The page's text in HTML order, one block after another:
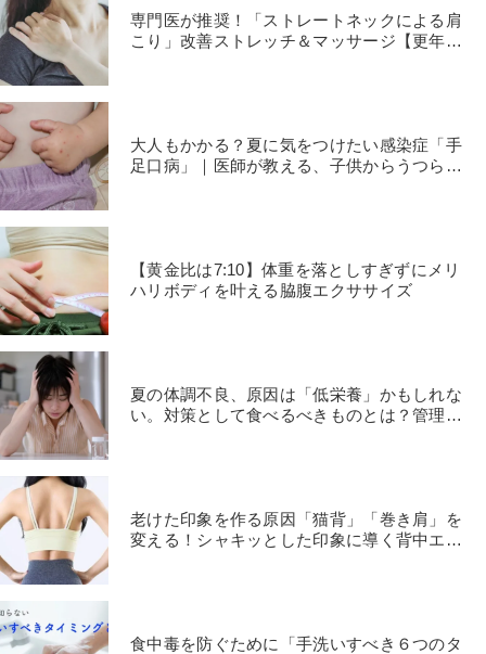
専門医が推奨！「ストレートネックによる肩
こり」改善ストレッチ＆マッサージ【更年期
大人もかかる？夏に気をつけたい感染症「手
足口病」｜医師が教える、子供からうつらな
【黄金比は7:10】体重を落としすぎずにメリ
ハリボディを叶える脇腹エクササイズ
夏の体調不良、原因は「低栄養」かもしれな
い。対策として食べるべきものとは？管理栄
老けた印象を作る原因「猫背」「巻き肩」を
変える！シャキッとした印象に導く背中エク
食中毒を防ぐために「手洗いすべき６つのタ